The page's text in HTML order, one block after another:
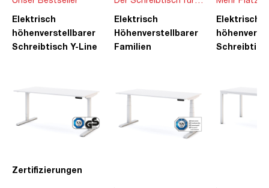
Zertifizierungen
Elektrisch
höhenverstellbarer
Schreibtisch Y-Line
die ganze Familie
Elektrisch
Höhenverstellbarer
Familien
Ideen
Elektrisch